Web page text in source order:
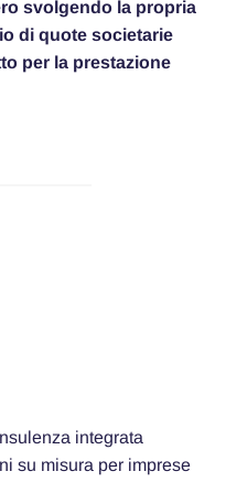
svolgendo la propria
di quote societarie
per la prestazione
integrata
su misura per imprese